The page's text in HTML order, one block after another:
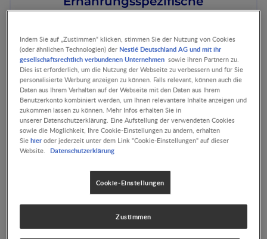
Hier finden Sie kostenlos Publikationen zu aktuellen
Ernährungsthemen.
Experten-Statements
Indem Sie auf „Zustimmen“ klicken, stimmen Sie der Nutzung von Cookies
(oder ähnlichen Technologien) der Nestlé Deutschland AG und mit ihr
gesellschaftsrechtlich verbundenen Unternehmen sowie ihren Partnern zu.
Dies ist erforderlich, um die Nutzung der Webseite zu verbessern und für Sie
personalisierte Werbung anzeigen zu können. Falls relevant, können auch die
Daten aus Ihrem Verhalten auf der Webseite mit den Daten aus Ihrem
Benutzerkonto kombiniert werden, um Ihnen relevantere Inhalte anzeigen und
zukommen lassen zu können. Mehr Infos erhalten Sie in
unserer Datenschutzerklärung. Eine Aufstellung der verwendeten Cookies
sowie die Möglichkeit, Ihre Cookie-Einstellungen zu ändern, erhalten
Siehier oder jederzeit unter dem Link "Cookie-Einstellungen" auf dieser
Website.
Datenschutzerklärung
Cookie-Einstellungen
Zustimmen